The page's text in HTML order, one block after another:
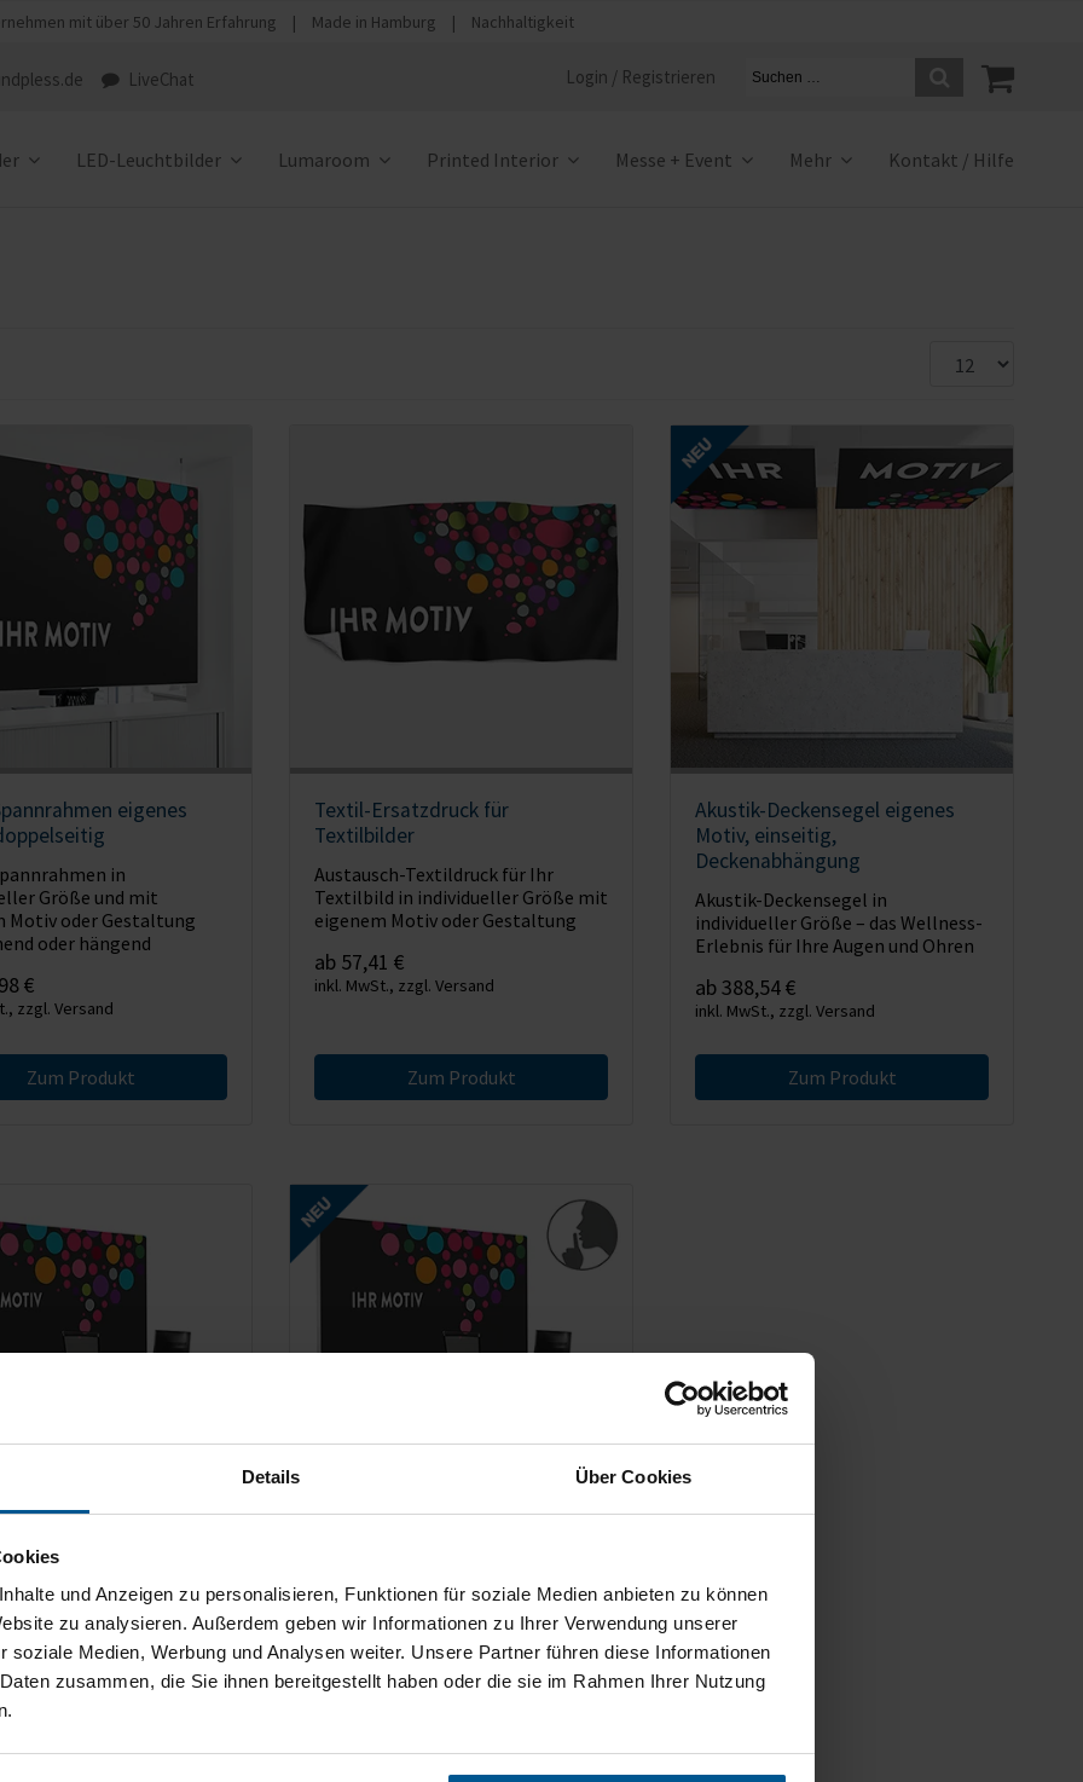
Details Über Cookies
und Anzeigen zu personalisieren, Funktionen für soziale Medien anbieten zu können
zu analysieren. Außerdem geben wir Informationen zu Ihrer Verwendung unserer
soziale Medien, Werbung und Analysen weiter. Unsere Partner führen diese Informationen
zusammen, die Sie ihnen bereitgestellt haben oder die sie im Rahmen Ihrer Nutzung
mit über 50 Jahren Erfahrung | Made in Hamburg | Nachhaltigkeit
LiveChat Login / Registrieren
LED-Leuchtbilder Lumaroom Printed Interior Messe + Event Mehr Kontakt / Hilfe
eigenes
in
Größe und mit
Motiv oder Gestaltung
oder hängend
€
zzgl. Versand
Zum Produkt
Textil-Ersatzdruck für
Textilbilder
Austausch-Textildruck für Ihr
Textilbild in individueller Größe mit
eigenem Motiv oder Gestaltung
ab 57,41 €
inkl. MwSt., zzgl. Versand
Zum Produkt
Akustik-Deckensegel eigenes
Motiv, einseitig,
Deckenabhängung
Akustik-Deckensegel in
individueller Größe – das Wellness-
Erlebnis für Ihre Augen und Ohren
ab 388,54 €
inkl. MwSt., zzgl. Versand
Zum Produkt
für Videokonferenzen,
nutzbar
Rückwand für Ihre
doppelseitig
€
Videokonferenzen, doppelseitig
nutzbar
Freistehende Akustik-Rückwand für
Ihre Videokonferenz, doppelseitig
ab 1.454,49 €
inkl. MwSt., zzgl. Versand